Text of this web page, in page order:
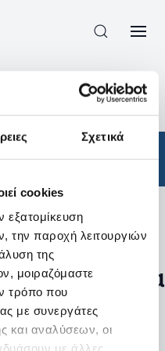
Σχετικά
cookies
εξατομίκευση
την παροχή λειτουργιών
της
μοιραζόμαστε
τρόπο που
με συνεργάτες
και αναλύσεων, οι
με άλλες
με τα